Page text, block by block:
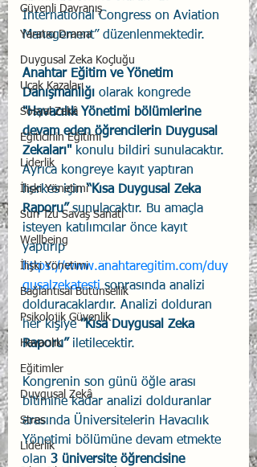
Güvenli Davranış
Yaratıcı Drama
Duygusal Zeka Koçluğu
Uçak Kazaları
Sosyal Zekâ
Eğiticinin Eğitimi
Liderlik
İlişki Yönetimi
Sun Tzu Savaş Sanatı
Wellbeing
İlişki Yönetimi
Bağlantısal Bütünsellik
Psikolojik Güvenlik
Havacılık
Eğitimler
Duygusal Zekâ
Stres
Liderlik
International Congress on Aviation
Management” düzenlenmektedir.
Anahtar Eğitim ve Yönetim
Danışmanlığı olarak kongrede
"Havacılık Yönetimi bölümlerine
devam eden öğrencilerin Duygusal
Zekaları" konulu bildiri sunulacaktır.
Ayrıca kongreye kayıt yaptıran
herkes için “Kısa Duygusal Zeka
Raporu” sunulacaktır. Bu amaçla
isteyen katılımcılar önce kayıt
yaptırıp
https://www.anahtaregitim.com/duy
gusalzekatesti sonrasında analizi
dolduracaklardır. Analizi dolduran
her kişiye ”Kısa Duygusal Zeka
Raporu” iletilecektir.
Kongrenin son günü öğle arası
bitimine kadar analizi dolduranlar
arasında Üniversitelerin Havacılık
Yönetimi bölümüne devam etmekte
olan 3 üniversite öğrencisine